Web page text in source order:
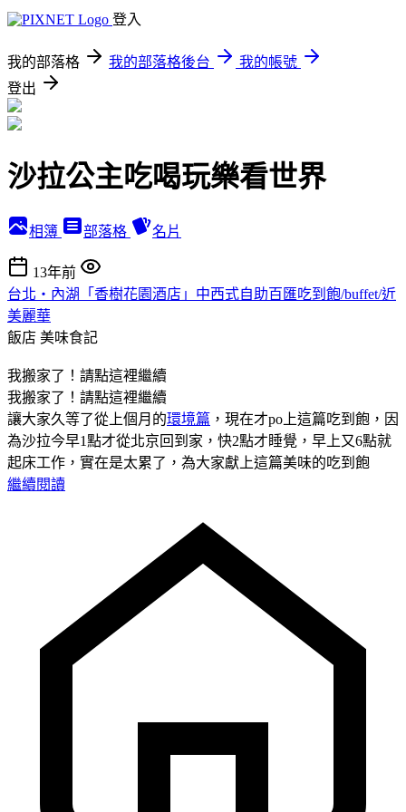
登入
我的部落格 我的部落格後台
我的帳號
登出
沙拉公主吃喝玩樂看世界
相簿 部落格 名片
13年前
台北‧內湖「香樹花園酒店」中西式自助百匯吃到飽/buffet/近
美麗華
飯店 美味食記
我搬家了！請點這裡繼續
我搬家了！請點這裡繼續
讓大家久等了從上個月的環境篇 ，現在才po上這篇吃到飽，因
為沙拉今早1點才從北京回到家，快2點才睡覺，早上又6點就
起床工作，實在是太累了，為大家獻上這篇美味的吃到飽
繼續閱讀